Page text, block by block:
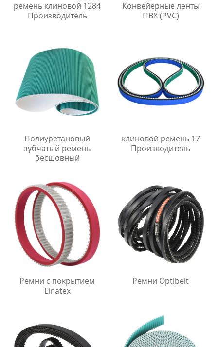
ремень клиновой 1284
Производитель
Конвейерные ленты
ПВХ (PVC)
Полиуретановый
зубчатый ремень
бесшовный
клиновой ремень 17
Производитель
Ремни с покрытием
Linatex
Ремни Optibelt